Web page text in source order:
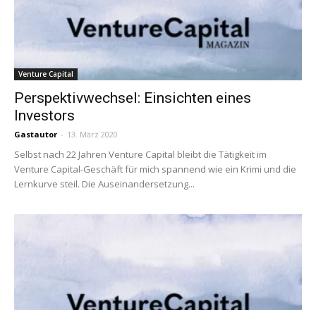
Venture Capital
Perspektivwechsel: Einsichten eines
Investors
Gastautor - 13. März 2020
Selbst nach 22 Jahren Venture Capital bleibt die Tätigkeit im
Venture Capital-Geschäft für mich spannend wie ein Krimi und die
Lernkurve steil. Die Auseinandersetzung...